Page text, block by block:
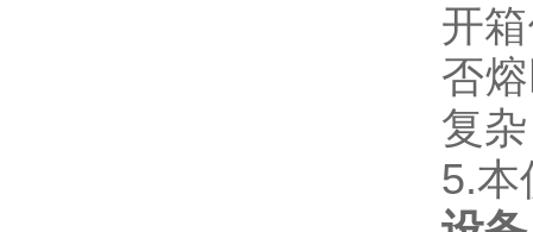
开
否
复
5.本